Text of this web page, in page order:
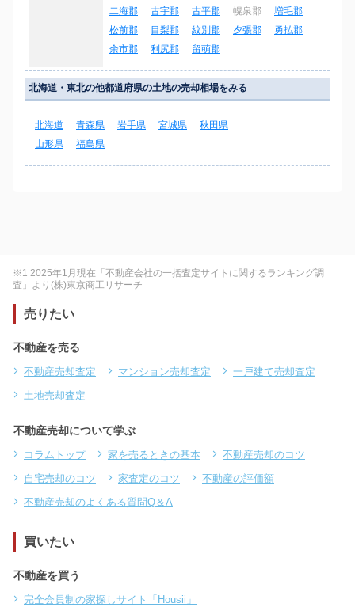
二海郡
古宇郡 古平郡 幌泉郡
増毛郡
松前郡
目梨郡 紋別郡 夕張郡
勇払郡
余市郡
利尻郡 留萌郡
北海道・東北の他都道府県の土地の売却相場をみる
北海道 青森県 岩手県 宮城県
秋田県
山形県
福島県
※1 2025年1月現在「不動産会社の一括査定サイトに関するランキング調
査」より(株)東京商工リサーチ
売りたい
不動産を売る
不動産売却査定 マンション売却査定
一戸建て売却査定
土地売却査定
不動産売却について学ぶ
コラムトップ 家を売るときの基本
不動産売却のコツ
自宅売却のコツ
家査定のコツ
不動産の評価額
不動産売却のよくある質問Q＆A
買いたい
不動産を買う
完全会員制の家探しサイト「Housii」